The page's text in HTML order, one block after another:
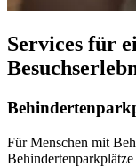
Services für
Für Menschen mit